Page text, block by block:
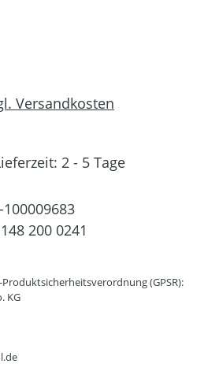
Versandkosten
2 - 5 Tage
100009683
200 0241
(GPSR):
KG